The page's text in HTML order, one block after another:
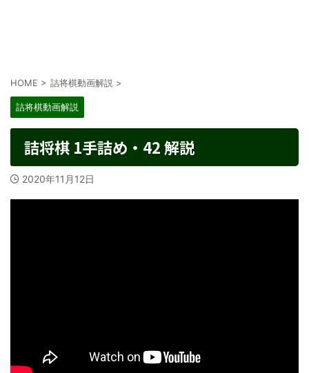
HOME > 詰将棋動画解説 >
詰将棋動画解説
詰将棋 1手詰め・42 解説
2020年11月12日